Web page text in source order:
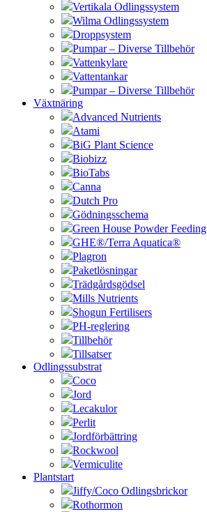
Vertikala Odlingssystem
Wilma Odlingssystem
Droppsystem
Pumpar – Diverse Tillbehör
Vattenkylare
Vattentankar
Pumpar – Diverse Tillbehör
Växtnäring
Advanced Nutrients
Atami
BiG Plant Science
Biobizz
BioTabs
Canna
Dutch Pro
Gödningsschema
Green House Powder Feeding
GHE®/Terra Aquatica®
Plagron
Paketlösningar
Trädgårdsgödsel
Mills Nutrients
Shogun Fertilisers
PH-reglering
Tillbehör
Tillsatser
Odlingssubstrat
Coco
Jord
Lecakulor
Perlit
Jordförbättring
Rockwool
Vermiculite
Plantstart
Jiffy/Coco Odlingsbrickor
Rothormon